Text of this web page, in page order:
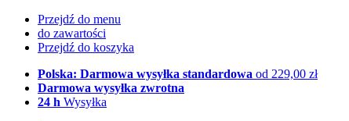
Przejdź do menu
do zawartości
Przejdź do koszyka
Polska: Darmowa wysyłka standardowa od 229,00 zł
Darmowa wysyłka zwrotna
24 h Wysyłka